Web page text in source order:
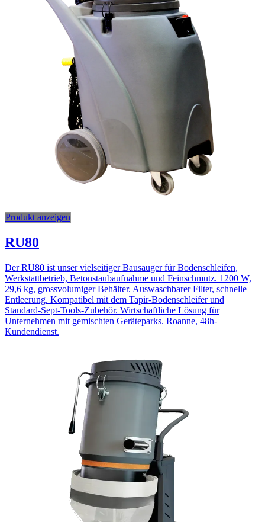
Produkt anzeigen
RU80
Der RU80 ist unser vielseitiger Bausauger für Bodenschleifen,
Werkstattbetrieb, Betonstaubaufnahme und Feinschmutz. 1200 W,
29,6 kg, grossvolumiger Behälter. Auswaschbarer Filter, schnelle
Entleerung. Kompatibel mit dem Tapir-Bodenschleifer und
Standard-Sept-Tools-Zubehör. Wirtschaftliche Lösung für
Unternehmen mit gemischten Geräteparks. Roanne, 48h-
Kundendienst.